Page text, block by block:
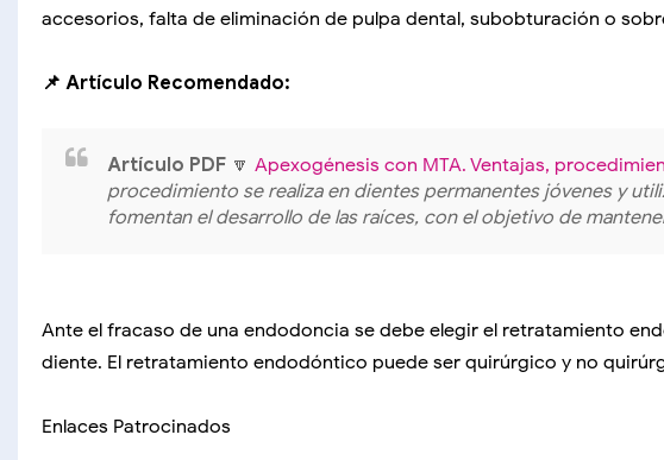
accesorios, falta de eliminación de pulpa dental, subobturación o
📌 Artículo Recomendado:
Artículo PDF 🔽 Apexogénesis con MTA. Ventajas,
procedimiento se realiza en dientes permanentes jóvenes y
fomentan el desarrollo de las raíces, con el objetivo de
Ante el fracaso de una endodoncia se debe elegir el retratamiento
diente. El retratamiento endodóntico puede ser quirúrgico y no
Enlaces Patrocinados